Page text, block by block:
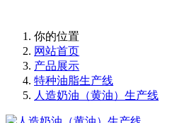
你的位置
网站首页
产品展示
特种油脂生产线
人造奶油（黄油）生产线